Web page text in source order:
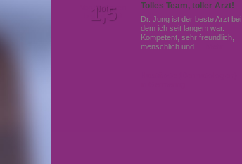
Tolles Team, toller Arzt!
Dr. Jung ist der beste Arzt bei
dem ich seit langem war.
Kompetent, sehr freundlich,
menschlich und …
Von Patienten
bewertet mit
Note
1,5